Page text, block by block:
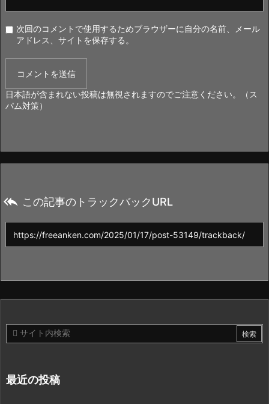
次回のコメントで使用するためブラウザーに自分の名前、メール
アドレス、サイトを保存する。
日本語が含まれない投稿は無視されますのでご注意ください。（ス
パム対策）
 この記事のトラックバックURL
最近の投稿